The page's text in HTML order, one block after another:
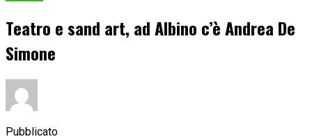
Teatro e sand art, ad Albino c’è Andrea De
Simone
Pubblicato